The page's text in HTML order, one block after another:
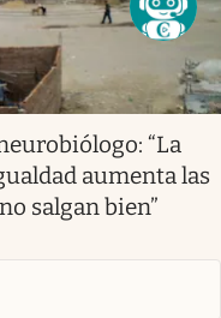
“La
aumenta las
salgan bien”